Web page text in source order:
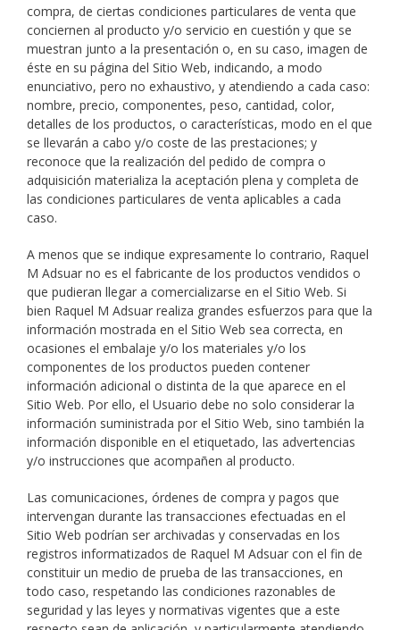
compra, de ciertas condiciones particulares de venta que
conciernen al producto y/o servicio en cuestión y que se
muestran junto a la presentación o, en su caso, imagen de
éste en su página del Sitio Web, indicando, a modo
enunciativo, pero no exhaustivo, y atendiendo a cada caso:
nombre, precio, componentes, peso, cantidad, color,
detalles de los productos, o características, modo en el que
se llevarán a cabo y/o coste de las prestaciones; y
reconoce que la realización del pedido de compra o
adquisición materializa la aceptación plena y completa de
las condiciones particulares de venta aplicables a cada
caso.
A menos que se indique expresamente lo contrario, Raquel
M Adsuar no es el fabricante de los productos vendidos o
que pudieran llegar a comercializarse en el Sitio Web. Si
bien Raquel M Adsuar realiza grandes esfuerzos para que la
información mostrada en el Sitio Web sea correcta, en
ocasiones el embalaje y/o los materiales y/o los
componentes de los productos pueden contener
información adicional o distinta de la que aparece en el
Sitio Web. Por ello, el Usuario debe no solo considerar la
información suministrada por el Sitio Web, sino también la
información disponible en el etiquetado, las advertencias
y/o instrucciones que acompañen al producto.
Las comunicaciones, órdenes de compra y pagos que
intervengan durante las transacciones efectuadas en el
Sitio Web podrían ser archivadas y conservadas en los
registros informatizados de Raquel M Adsuar con el fin de
constituir un medio de prueba de las transacciones, en
todo caso, respetando las condiciones razonables de
seguridad y las leyes y normativas vigentes que a este